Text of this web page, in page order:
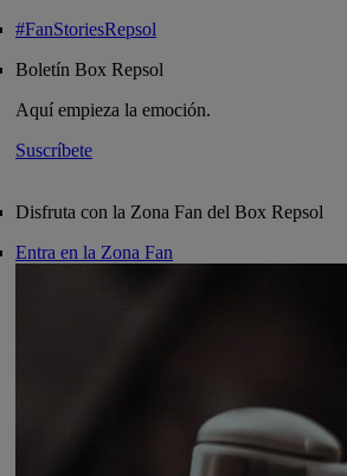
#FanStoriesRepsol
Boletín Box Repsol
Aquí empieza la emoción.
Suscríbete
Disfruta con la Zona Fan del Box Repsol
Entra en la Zona Fan